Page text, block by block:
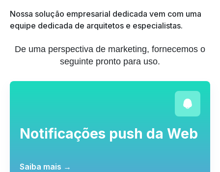
Nossa solução empresarial dedicada vem com uma
equipe dedicada de arquitetos e especialistas.
De uma perspectiva de marketing, fornecemos o
seguinte pronto para uso.
Notificações push da Web
Saiba mais →